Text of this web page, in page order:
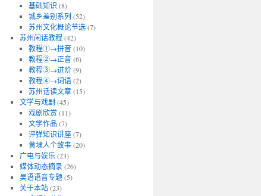
基础知识 (8)
城乡差别系列 (52)
苏州文化概论节选(7)
苏州闲话教程(42)
教程①→拼音(10)
教程②→正音(6)
教程③→进阶(9)
教程④→词语(2)
苏州话读文章(15)
文学与戏剧 (45)
戏剧欣赏 (11)
文学作品 (7)
评弹知识讲座(7)
黄埭人个故事(20)
广电与娱乐 (23)
媒体动态摘录(26)
吴语语音专题(5)
关于本站(23)